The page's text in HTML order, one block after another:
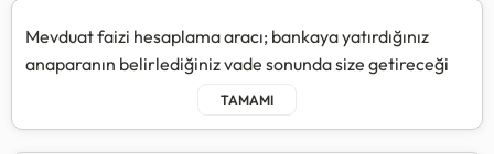
Mevduat faizi hesaplama aracı; bankaya yatırdığınız
anaparanın belirlediğiniz vade sonunda size getireceği
net kazancı ve uygulanacak stopaj vergisini hesaplar.
Hesaplama yapılırken "Brüt Faiz" üzerinden devlet